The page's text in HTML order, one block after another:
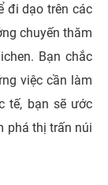
đi dạo trên các
chuyến thăm
Bạn chắc
việc cần làm
tế, bạn sẽ ước
phá thị trấn núi